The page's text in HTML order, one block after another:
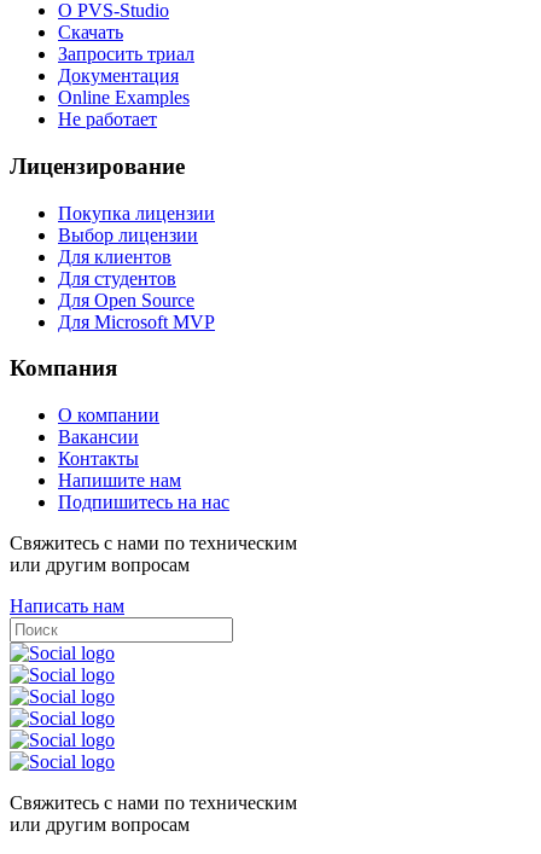
О PVS-Studio
Скачать
Запросить триал
Документация
Online Examples
Не работает
Лицензирование
Покупка лицензии
Выбор лицензии
Для клиентов
Для студентов
Для Open Source
Для Microsoft MVP
Компания
О компании
Вакансии
Контакты
Напишите нам
Подпишитесь на нас
Свяжитесь с нами по техническим
или другим вопросам
Написать нам
Свяжитесь с нами по техническим
или другим вопросам